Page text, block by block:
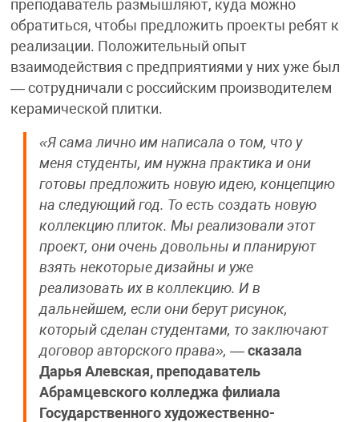
преподаватель размышляют, куда можно
обратиться, чтобы предложить проекты ребят к
реализации. Положительный опыт
взаимодействия с предприятиями у них уже был
— сотрудничали с российским производителем
керамической плитки.
«Я сама лично им написала о том, что у
меня студенты, им нужна практика и они
готовы предложить новую идею, концепцию
на следующий год. То есть создать новую
коллекцию плиток. Мы реализовали этот
проект, они очень довольны и планируют
взять некоторые дизайны и уже
реализовать их в коллекцию. И в
дальнейшем, если они берут рисунок,
который сделан студентами, то заключают
договор авторского права», — сказала
Дарья Алевская, преподаватель
Абрамцевского колледжа филиала
Государственного художественно-